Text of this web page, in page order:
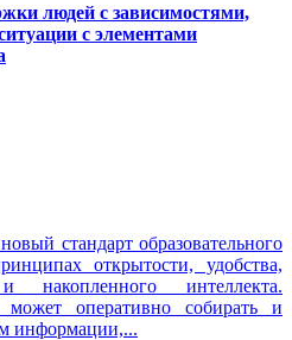
людей с зависимостями,
с элементами
стандарт образовательного
открытости, удобства,
накопленного интеллекта.
может оперативно собирать и
информации,...